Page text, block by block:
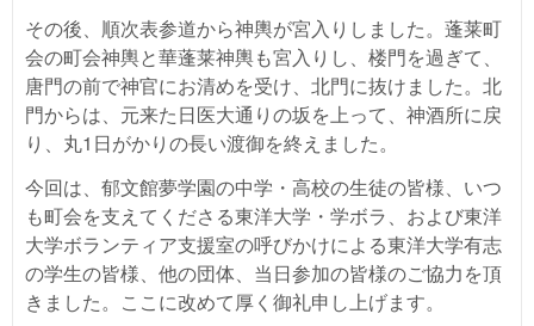
その後、順次表参道から神輿が宮入りしました。蓬莱町
会の町会神輿と華蓬莱神輿も宮入りし、楼門を過ぎて、
唐門の前で神官にお清めを受け、北門に抜けました。北
門からは、元来た日医大通りの坂を上って、神酒所に戻
り、丸1日がかりの長い渡御を終えました。
今回は、郁文館夢学園の中学・高校の生徒の皆様、いつ
も町会を支えてくださる東洋大学・学ボラ、および東洋
大学ボランティア支援室の呼びかけによる東洋大学有志
の学生の皆様、他の団体、当日参加の皆様のご協力を頂
きました。ここに改めて厚く御礼申し上げます。